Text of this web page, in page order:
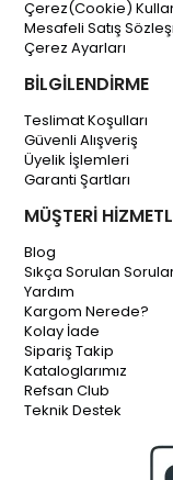
Çerez(Cookie)
Mesafeli Satış
Çerez Ayarları
BİLGİLENDİRME
Teslimat Koşulları
Güvenli Alışveriş
Üyelik İşlemleri
Garanti Şartları
MÜŞTERİ
Blog
Sıkça Sorulan
Yardım
Kargom Nerede?
Kolay İade
Sipariş Takip
Kataloglarımız
Refsan Club
Teknik Destek